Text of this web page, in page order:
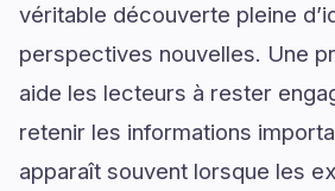
véritable découverte pleine
perspectives nouvelles. Une
aide les lecteurs à rester
retenir les informations
apparaît souvent lorsque les